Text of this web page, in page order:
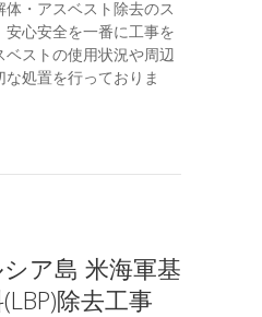
体・アスベスト除去のス
安心安全を一番に工事を
ベストの使用状況や周辺
処置を行っておりま
ア島 米海軍基
除去工事